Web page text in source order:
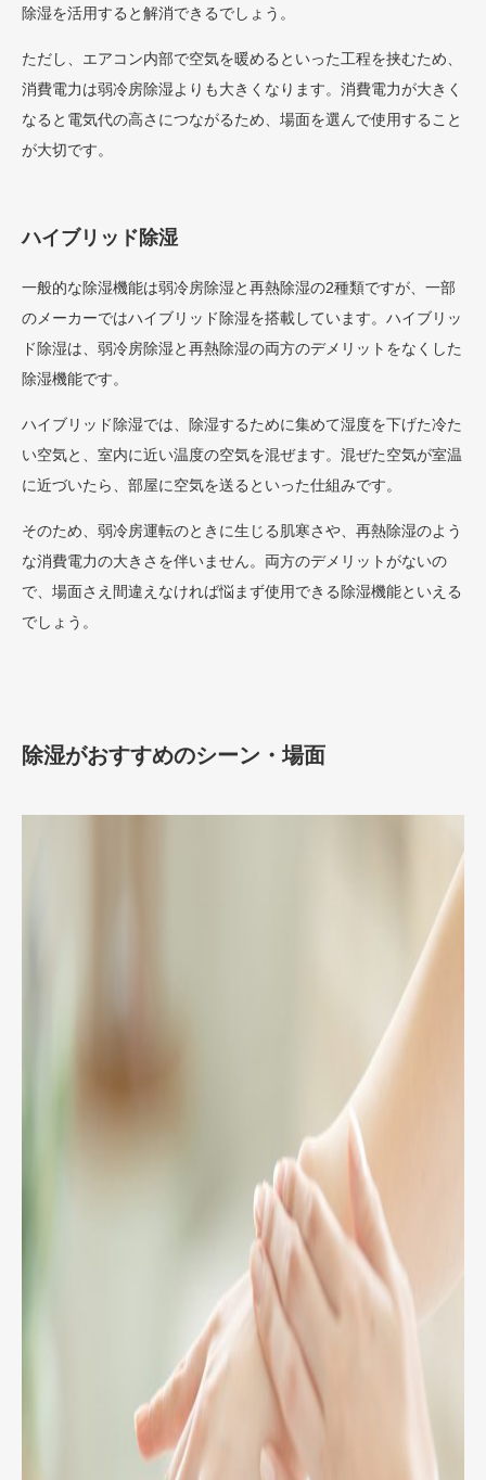
除湿を活用すると解消できるでしょう。
ただし、エアコン内部で空気を暖めるといった工程を挟むため、
消費電力は弱冷房除湿よりも大きくなります。消費電力が大きく
なると電気代の高さにつながるため、場面を選んで使用すること
が大切です。
ハイブリッド除湿
一般的な除湿機能は弱冷房除湿と再熱除湿の2種類ですが、一部
のメーカーではハイブリッド除湿を搭載しています。ハイブリッ
ド除湿は、弱冷房除湿と再熱除湿の両方のデメリットをなくした
除湿機能です。
ハイブリッド除湿では、除湿するために集めて湿度を下げた冷た
い空気と、室内に近い温度の空気を混ぜます。混ぜた空気が室温
に近づいたら、部屋に空気を送るといった仕組みです。
そのため、弱冷房運転のときに生じる肌寒さや、再熱除湿のよう
な消費電力の大きさを伴いません。両方のデメリットがないの
で、場面さえ間違えなければ悩まず使用できる除湿機能といえる
でしょう。
除湿がおすすめのシーン・場面